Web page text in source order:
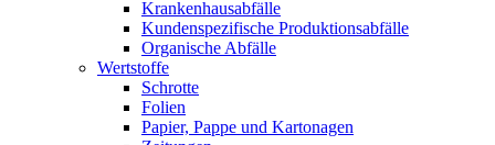
Krankenhausabfälle
Kundenspezifische Produktionsabfälle
Organische Abfälle
Wertstoffe
Schrotte
Folien
Papier, Pappe und Kartonagen